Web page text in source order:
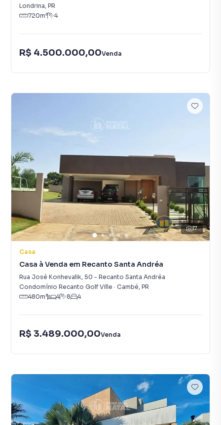
Londrina, PR
720m² 4
R$ 4.500.000,00Venda
17
Casa
Casa à Venda em Recanto Santa Andréa
Rua José Konhevalik, 50 - Recanto Santa Andréa
Condomínio Recanto Golf Ville · Cambé, PR
480m² 4 8 4
R$ 3.489.000,00Venda